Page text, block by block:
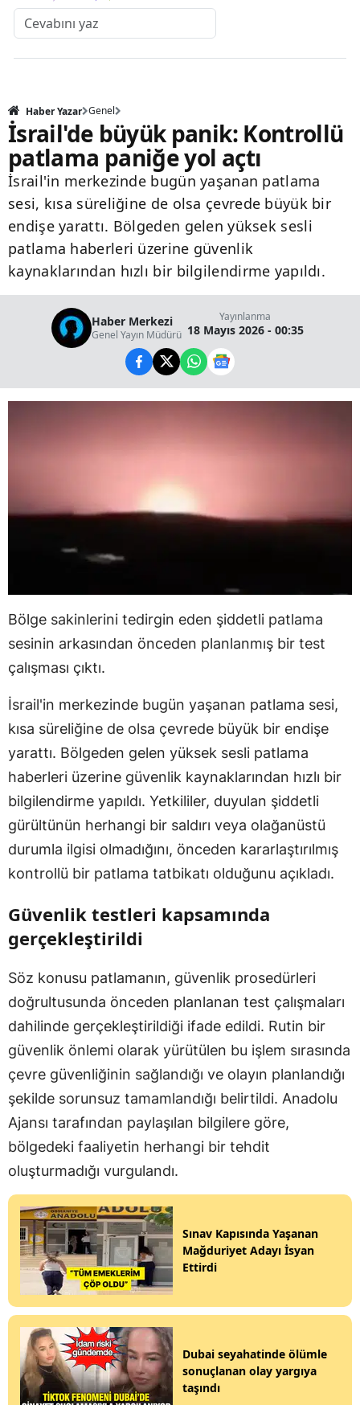
Haber Yazar Genel
İsrail'de büyük panik: Kontrollü
patlama paniğe yol açtı
İsrail'in merkezinde bugün yaşanan patlama
sesi, kısa süreliğine de olsa çevrede büyük bir
endişe yarattı. Bölgeden gelen yüksek sesli
patlama haberleri üzerine güvenlik
kaynaklarından hızlı bir bilgilendirme yapıldı.
Haber Merkezi
Genel Yayın Müdürü
Yayınlanma
18 Mayıs 2026 - 00:35
Bölge sakinlerini tedirgin eden şiddetli patlama
sesinin arkasından önceden planlanmış bir test
çalışması çıktı.
İsrail'in merkezinde bugün yaşanan patlama sesi,
kısa süreliğine de olsa çevrede büyük bir endişe
yarattı. Bölgeden gelen yüksek sesli patlama
haberleri üzerine güvenlik kaynaklarından hızlı bir
bilgilendirme yapıldı. Yetkililer, duyulan şiddetli
gürültünün herhangi bir saldırı veya olağanüstü
durumla ilgisi olmadığını, önceden kararlaştırılmış
kontrollü bir patlama tatbikatı olduğunu açıkladı.
Güvenlik testleri kapsamında
gerçekleştirildi
Söz konusu patlamanın, güvenlik prosedürleri
doğrultusunda önceden planlanan test çalışmaları
dahilinde gerçekleştirildiği ifade edildi. Rutin bir
güvenlik önlemi olarak yürütülen bu işlem sırasında
çevre güvenliğinin sağlandığı ve olayın planlandığı
şekilde sorunsuz tamamlandığı belirtildi. Anadolu
Ajansı tarafından paylaşılan bilgilere göre,
bölgedeki faaliyetin herhangi bir tehdit
oluşturmadığı vurgulandı.
Sınav Kapısında Yaşanan
Mağduriyet Adayı İsyan
Ettirdi
Dubai seyahatinde ölümle
sonuçlanan olay yargıya
taşındı